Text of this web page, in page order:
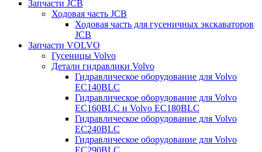
Запчасти JCB
Ходовая часть JCB
Ходовая часть для гусеничных экскаваторов
JCB
Запчасти VOLVO
Гусеницы Volvo
Детали гидравлики Volvo
Гидравлическое оборудование для Volvo
EC140BLC
Гидравлическое оборудование для Volvo
EC160BLC и Volvo EC180BLC
Гидравлическое оборудование для Volvo
EC240BLC
Гидравлическое оборудование для Volvo
EC290BLC